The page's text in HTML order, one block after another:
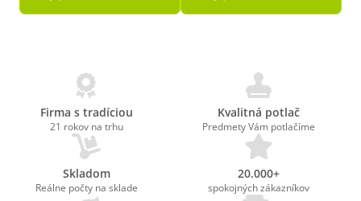
Firma s tradíciou
21 rokov na trhu
Kvalitná potlač
Predmety Vám potlačíme
Skladom
Reálne počty na sklade
20.000+
spokojných zákazníkov